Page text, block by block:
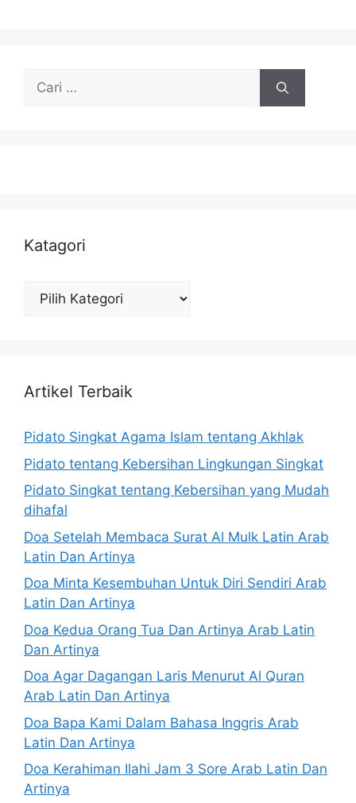
Cari
Katagori
Katagori
Artikel Terbaik
Pidato Singkat Agama Islam tentang Akhlak
Pidato tentang Kebersihan Lingkungan Singkat
Pidato Singkat tentang Kebersihan yang Mudah
dihafal
Doa Setelah Membaca Surat Al Mulk Latin Arab
Latin Dan Artinya
Doa Minta Kesembuhan Untuk Diri Sendiri Arab
Latin Dan Artinya
Doa Kedua Orang Tua Dan Artinya Arab Latin
Dan Artinya
Doa Agar Dagangan Laris Menurut Al Quran
Arab Latin Dan Artinya
Doa Bapa Kami Dalam Bahasa Inggris Arab
Latin Dan Artinya
Doa Kerahiman Ilahi Jam 3 Sore Arab Latin Dan
Artinya